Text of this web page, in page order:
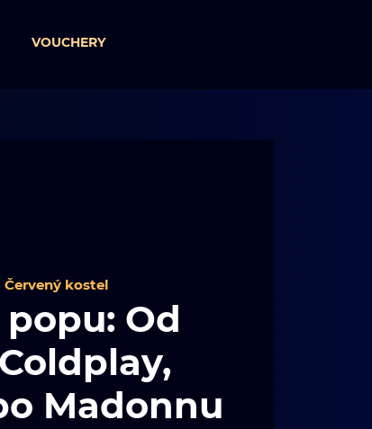
VOUCHERY
Červený kostel
Od
Madonnu